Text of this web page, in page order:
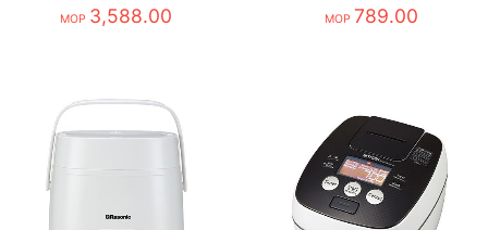
MOP 3,588.00
色
MOP 789.00